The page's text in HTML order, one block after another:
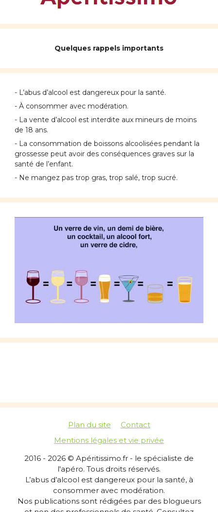
Quelques rappels importants
- L’abus d’alcool est dangereux pour la santé.
- À consommer avec modération.
- La vente d’alcool est interdite aux mineurs de moins
de 18 ans.
- La consommation de boissons alcoolisées pendant la
grossesse peut avoir des conséquences graves sur la
santé de l’enfant.
- Ne mangez pas trop gras, trop salé, trop sucré.
Plan du site
Contact
Mentions légales et vie privée
2016 - 2026 © Apéritissimo.fr - le spécialiste de
l'apéro. Tous droits réservés.
L’abus d’alcool est dangereux pour la santé, à
consommer avec modération.
Nos publications sont rédigées par des blogueurs